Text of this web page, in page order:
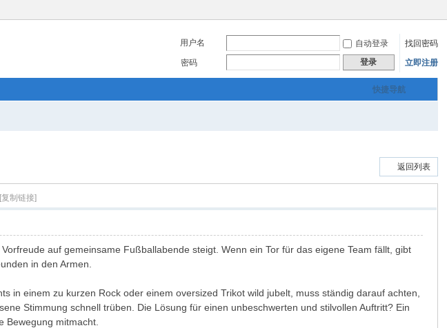
用户名 自动登录
找回密码
密码
登录 立即注册
快捷导航
返回列表
[复制链接]
auf gemeinsame Fußballabende steigt. Wenn ein Tor für das eigene Team fällt, gibt
in den Armen.
in einem zu kurzen Rock oder einem oversized Trikot wild jubelt, muss ständig darauf achten,
Stimmung schnell trüben. Die Lösung für einen unbeschwerten und stilvollen Auftritt? Ein
Bewegung mitmacht.